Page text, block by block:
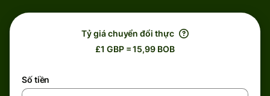
Tỷ giá chuyển đổi thực
£1 GBP = 15,99 BOB
Số tiền